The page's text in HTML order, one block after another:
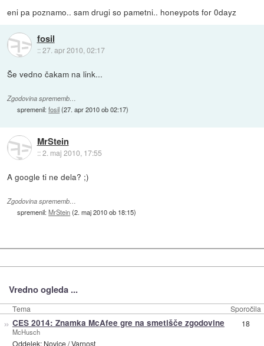
eni pa poznamo.. sam drugi so pametni.. honeypots for 0dayz
fosil
::27. apr 2010, 02:17
Še vedno čakam na link...
Zgodovina sprememb…
spremenil:fosil(27. apr 2010 ob 02:17)
MrStein
::2. maj 2010, 17:55
A google ti ne dela? ;)
Zgodovina sprememb…
spremenil:MrStein(2. maj 2010 ob 18:15)
Vredno ogleda ...
Tema Sporočila
» CES 2014: Znamka McAfee gre na smetišče zgodovine
McHusch
Oddelek: Novice/Varnost
18